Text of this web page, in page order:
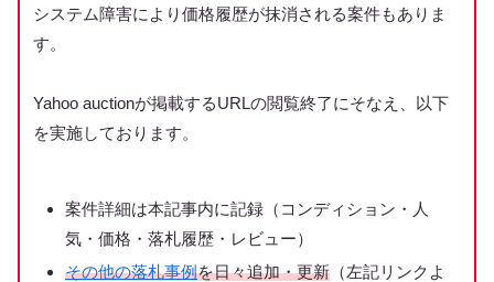
システム障害により価格履歴が抹消される案件もありま
す。
Yahoo auctionが掲載するURLの閲覧終了にそなえ、以下
を実施しております。
案件詳細は本記事内に記録（コンディション・人
気・価格・落札履歴・レビュー）
その他の落札事例を日々追加・更新 （左記リンクよ